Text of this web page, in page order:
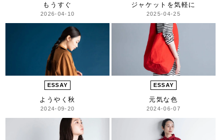
もうすぐ
2026-04-10
ジャケットを気軽に
2025-04-25
ESSAY
ようやく秋
2024-09-20
ESSAY
元気な色
2024-06-07